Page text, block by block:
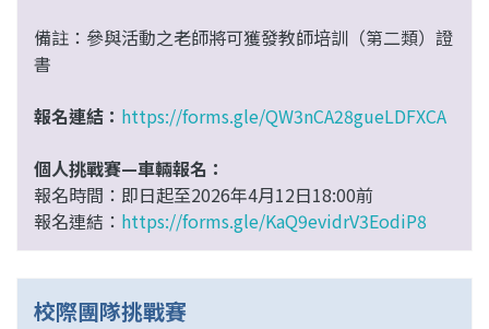
備註：參與活動之老師將可獲發教師培訓（第二類）證
書
報名連結： https://forms.gle/QW3nCA28gueLDFXCA
個人挑戰賽—車輛報名：
報名時間：即日起至2026年4月12日18:00前
報名連結： https://forms.gle/KaQ9evidrV3EodiP8
校際團隊挑戰賽